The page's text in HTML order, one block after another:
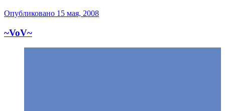
Опубликовано 15 мая, 2008
~VoV~